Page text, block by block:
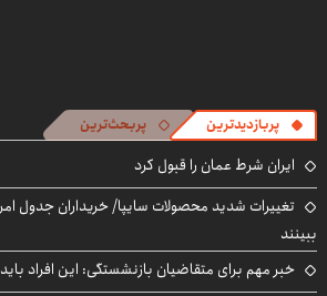
پربازدیدترین پربحث‌ترین
ایران شرط عمان را قبول کرد
ببینند
خبر مهم برای متقاضیان بازنشستگی: این افراد باید ۵ سال بیشتر کار کنند